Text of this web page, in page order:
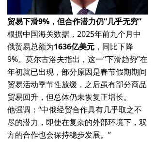
贸易下滑9%，但合作潜力仍“几乎无穷”
根据中国海关数据，2025年前九个月中
俄贸易总额为1636亿美元 ，同比下降
9%。莫尔古洛夫指出，这一“下滑趋势”在
年初就已出现，部分原因是春节假期期间
贸易活动季节性放缓，之后虽有部分商品
贸易回升，但总体仍未恢复正增长。
他强调：“中俄经贸合作具有几乎取之不
尽的潜力，即使在复杂的外部环境下，双
方的合作也会保持稳步发展。”